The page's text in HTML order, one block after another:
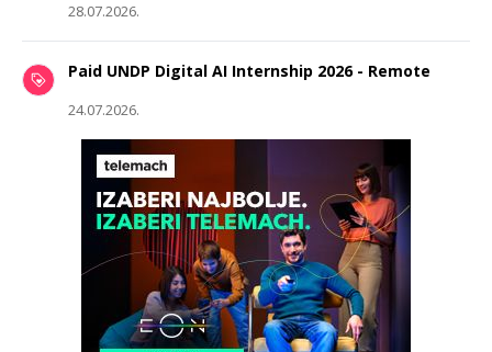
28.07.2026.
Paid UNDP Digital AI Internship 2026 - Remote
24.07.2026.